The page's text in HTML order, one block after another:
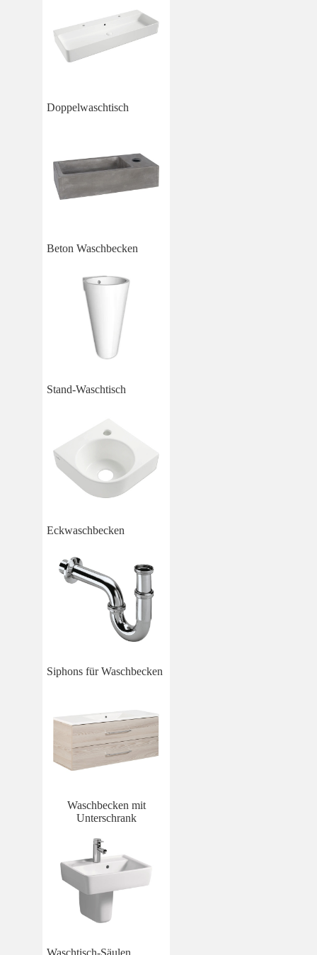
Doppelwaschtisch
Beton Waschbecken
Stand-Waschtisch
Eckwaschbecken
Siphons für Waschbecken
Waschbecken mit
Unterschrank